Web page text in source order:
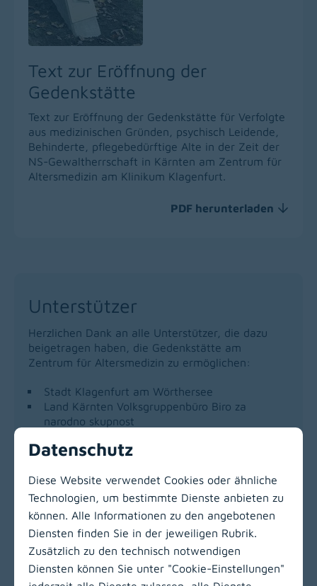
Text zur Eröffnung der
Gedenkstätte
Text zur Eröffnung der Gedenkstätte für Verfolgte
aus medizinischen Gründen, psychisch Leidende,
Behinderte, pflegebedürftige Alte in der Zeit der
NS-Gewaltherrschaft in Kärnten am Zentrum für
Altersmedizin am Klinikum Klagenfurt.
PDF herunterladen
(download)
Unterstützer
Herzlichen Dank an alle Unterstützer, die dazu
beigetragen haben, die Gedenkstätte am
Zentrum für Altersmedizin zu ermöglichen:
Stadt Klagenfurt am Wörthersee
Land Kärnten Volksgruppenbüro Biro za
narodno skupnost
Nationalfonds der Republik Österreich für
Zur Hauptnavigation
Datenschutz
Diese Website verwendet Cookies oder ähnliche
Technologien, um bestimmte Dienste anbieten zu
können. Alle Informationen zu den angebotenen
Diensten finden Sie in der jeweiligen Rubrik.
Zusätzlich zu den technisch notwendigen
Diensten können Sie unter "Cookie-Einstellungen"